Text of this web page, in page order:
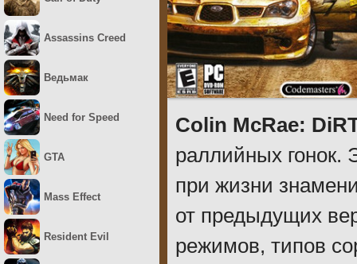
Colin McRae:
раллийных гонок.
при жизни
от предыдущих
режимов, типов
Assassins Creed
Ведьмак
Need for Speed
GTA
Mass Effect
Resident Evil